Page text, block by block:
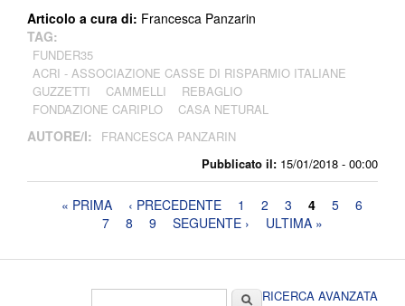
Pubblicato il: 15/01/2018 - 00:00
Articolo a cura di: Francesca Panzarin
TAG:
FUNDER35
ACRI - ASSOCIAZIONE CASSE DI RISPARMIO ITALIANE
GUZZETTI
CAMMELLI
REBAGLIO
FONDAZIONE CARIPLO
CASA NETURAL
AUTORE/I: FRANCESCA PANZARIN
Pagine« PRIMA ‹ PRECEDENTE 1 2 3 4 5
6
7
8 9 SEGUENTE › ULTIMA »
CercaRICERCA AVANZATA